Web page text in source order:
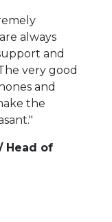
always
and
very good
and
the
Head of